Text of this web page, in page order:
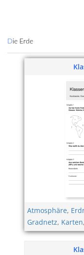
Die Erde
Atmosphäre,
Gradnetz, Karten,